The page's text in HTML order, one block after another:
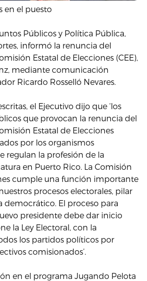
en el puesto
Públicos y Política Pública,
informó la renuncia del
Estatal de Elecciones (CEE),
mediante comunicación
Ricardo Rosselló Nevares.
el Ejecutivo dijo que ‘los
que provocan la renuncia del
Estatal de Elecciones
por los organismos
regulan la profesión de la
en Puerto Rico. La Comisión
cumple una función importante
procesos electorales, pilar
democrático. El proceso para
presidente debe dar inicio
la Ley Electoral, con la
los partidos políticos por
comisionados’.
en el programa Jugando Pelota